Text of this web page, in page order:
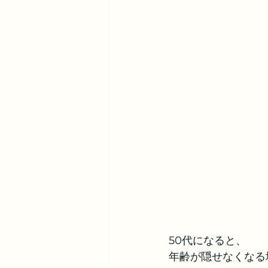
50代になると、
年齢が隠せなくなる